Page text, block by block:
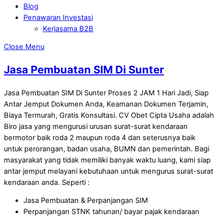
Blog
Penawaran Investasi
Kerjasama B2B
Close Menu
Jasa Pembuatan SIM Di Sunter
Jasa Pembuatan SIM Di Sunter Proses 2 JAM 1 Hari Jadi, Siap
Antar Jemput Dokumen Anda, Keamanan Dokumen Terjamin,
Biaya Termurah, Gratis Konsultasi. CV Obet Cipta Usaha adalah
Biro jasa yang mengurusi urusan surat-surat kendaraan
bermotor baik roda 2 maupun roda 4 dan seterusnya baik
untuk perorangan, badan usaha, BUMN dan pemerintah. Bagi
masyarakat yang tidak memiliki banyak waktu luang, kami siap
antar jemput melayani kebutuhaan untuk mengurus surat-surat
kendaraan anda. Seperti :
Jasa Pembuatan & Perpanjangan SIM
Perpanjangan STNK tahunan/ bayar pajak kendaraan